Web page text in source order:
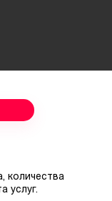
количества
услуг.